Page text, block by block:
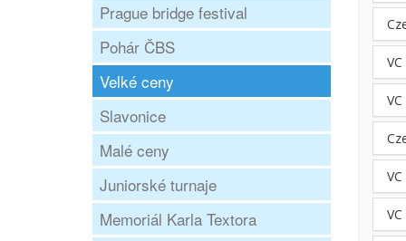
Prague bridge festival
Pohár ČBS
Velké ceny
Slavonice
Malé ceny
Juniorské turnaje
Memoriál Karla Textora